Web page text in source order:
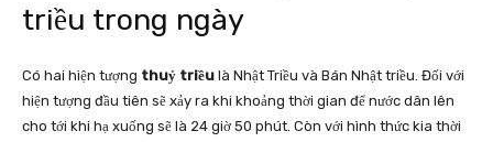
triều trong ngày
Có hai hiện tượng thuỷ triều là Nhật Triều và Bán Nhật triều. Đối với
hiện tượng đầu tiên sẽ xảy ra khi khoảng thời gian để nước dân lên
cho tới khi hạ xuống sẽ là 24 giờ 50 phút. Còn với hình thức kia thời